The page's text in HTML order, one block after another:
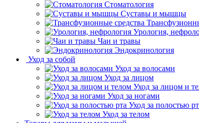
Стоматология
Суставы и мышцы
Урология,
Чаи и травы
Эндокринология
Уход за собой
Уход за волосами
Уход за лицом
Уход за лицом и
Уход за ногами
Уход за полостью
Уход за телом